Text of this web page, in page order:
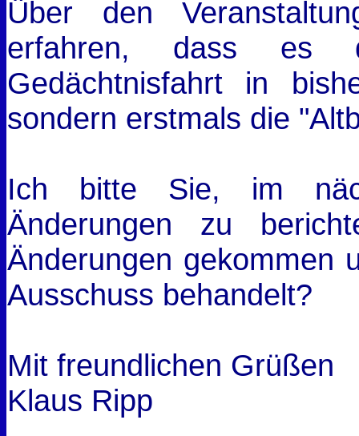
Über den
erfahren, dass es
Gedächtnisfahrt in
sondern erstmals die
Ich bitte Sie, im
Änderungen zu
Änderungen gekommen
Ausschuss behandelt?
Mit freundlichen Grüßen
Klaus Ripp